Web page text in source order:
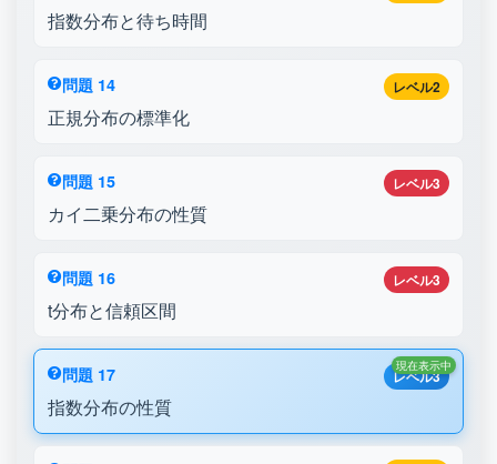
指数分布と待ち時間
レベル2
問題 14
正規分布の標準化
レベル3
問題 15
カイ二乗分布の性質
レベル3
問題 16
t分布と信頼区間
レベル3
問題 17
指数分布の性質
現在表示中